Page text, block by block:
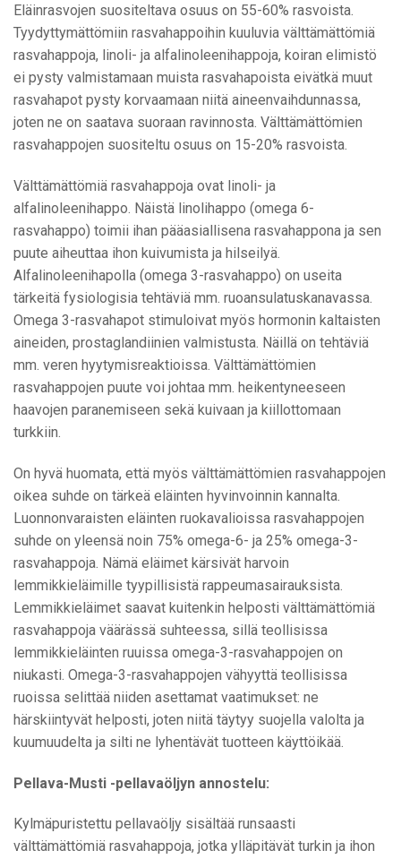
Eläinrasvojen suositeltava osuus on 55-60% rasvoista.
Tyydyttymättömiin rasvahappoihin kuuluvia välttämättömiä
rasvahappoja, linoli- ja alfalinoleenihappoja, koiran elimistö
ei pysty valmistamaan muista rasvahapoista eivätkä muut
rasvahapot pysty korvaamaan niitä aineenvaihdunnassa,
joten ne on saatava suoraan ravinnosta. Välttämättömien
rasvahappojen suositeltu osuus on 15-20% rasvoista.
Välttämättömiä rasvahappoja ovat linoli- ja
alfalinoleenihappo. Näistä linolihappo (omega 6-
rasvahappo) toimii ihan pääasiallisena rasvahappona ja sen
puute aiheuttaa ihon kuivumista ja hilseilyä.
Alfalinoleenihapolla (omega 3-rasvahappo) on useita
tärkeitä fysiologisia tehtäviä mm. ruoansulatuskanavassa.
Omega 3-rasvahapot stimuloivat myös hormonin kaltaisten
aineiden, prostaglandiinien valmistusta. Näillä on tehtäviä
mm. veren hyytymisreaktioissa. Välttämättömien
rasvahappojen puute voi johtaa mm. heikentyneeseen
haavojen paranemiseen sekä kuivaan ja kiillottomaan
turkkiin.
On hyvä huomata, että myös välttämättömien rasvahappojen
oikea suhde on tärkeä eläinten hyvinvoinnin kannalta.
Luonnonvaraisten eläinten ruokavalioissa rasvahappojen
suhde on yleensä noin 75% omega-6- ja 25% omega-3-
rasvahappoja. Nämä eläimet kärsivät harvoin
lemmikkieläimille tyypillisistä rappeumasairauksista.
Lemmikkieläimet saavat kuitenkin helposti välttämättömiä
rasvahappoja väärässä suhteessa, sillä teollisissa
lemmikkieläinten ruuissa omega-3-rasvahappojen on
niukasti. Omega-3-rasvahappojen vähyyttä teollisissa
ruoissa selittää niiden asettamat vaatimukset: ne
härskiintyvät helposti, joten niitä täytyy suojella valolta ja
kuumuudelta ja silti ne lyhentävät tuotteen käyttöikää.
Pellava-Musti -pellavaöljyn annostelu:
Kylmäpuristettu pellavaöljy sisältää runsaasti
välttämättömiä rasvahappoja, jotka ylläpitävät turkin ja ihon